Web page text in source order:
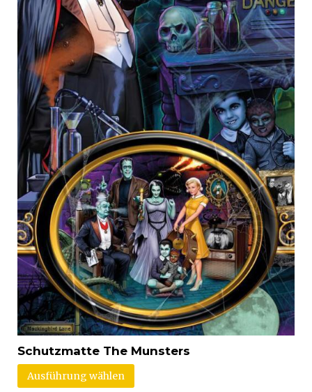
Schutzmatte The Munsters
Ausführung wählen